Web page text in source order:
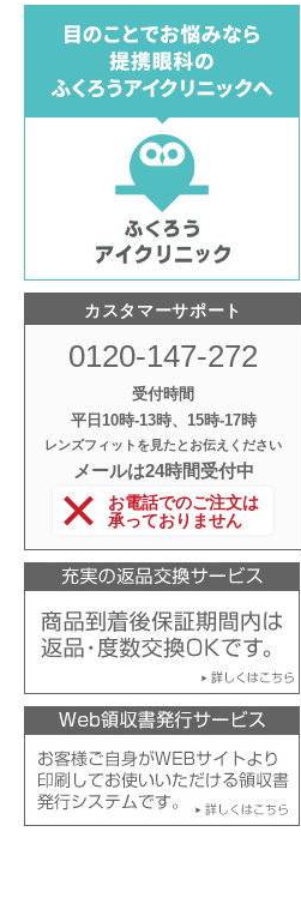
カスタマーサポート
0120-147-272
受付時間
平日10時‐13時、15時‐17時
レンズフィットを見たとお伝えください
メールは24時間受付中
お電話でのご注文は
承っておりません